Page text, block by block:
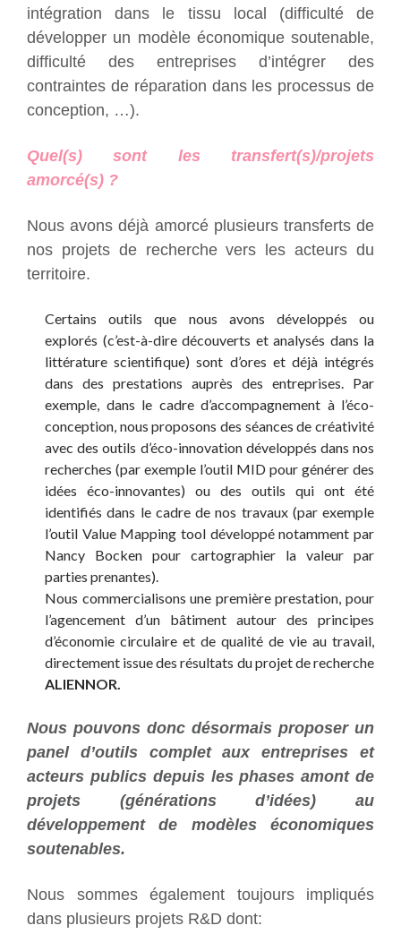
intégration dans le tissu local (difficulté de
développer un modèle économique soutenable,
difficulté des entreprises d’intégrer des
contraintes de réparation dans les processus de
conception, …).
Quel(s) sont les transfert(s)/projets
amorcé(s) ?
Nous avons déjà amorcé plusieurs transferts de
nos projets de recherche vers les acteurs du
territoire.
Certains outils que nous avons développés ou
explorés (c’est-à-dire découverts et analysés dans la
littérature scientifique) sont d’ores et déjà intégrés
dans des prestations auprès des entreprises. Par
exemple, dans le cadre d’accompagnement à l’éco-
conception, nous proposons des séances de créativité
avec des outils d’éco-innovation développés dans nos
recherches (par exemple l’outil MID pour générer des
idées éco-innovantes) ou des outils qui ont été
identifiés dans le cadre de nos travaux (par exemple
l’outil Value Mapping tool développé notamment par
Nancy Bocken pour cartographier la valeur par
parties prenantes).
Nous commercialisons une première prestation, pour
l’agencement d’un bâtiment autour des principes
d’économie circulaire et de qualité de vie au travail,
directement issue des résultats du projet de recherche
ALIENNOR.
Nous pouvons donc désormais proposer un
panel d’outils complet aux entreprises et
acteurs publics depuis les phases amont de
projets (générations d’idées) au
développement de modèles économiques
soutenables.
Nous sommes également toujours impliqués
dans plusieurs projets R&D dont: